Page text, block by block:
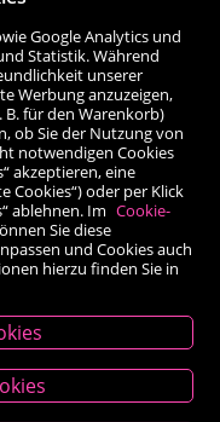
Google Analytics und
Statistik. Während
unserer
Werbung anzuzeigen,
für den Warenkorb)
ob Sie der Nutzung von
notwendigen Cookies
akzeptieren, eine
Cookies“) oder per Klick
ablehnen. Im Cookie-
Sie diese
und Cookies auch
hierzu finden Sie in